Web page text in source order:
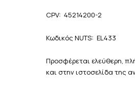
CPV: 45214200-2
Κωδικός NUTS: EL433
Προσφέρεται ελεύθερη,
και στην ιστοσελίδα της